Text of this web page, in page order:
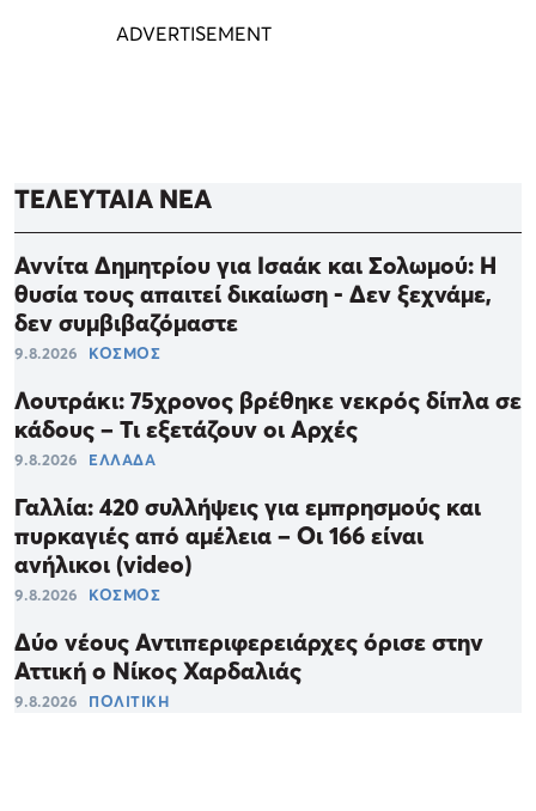
ΤΕΛΕΥΤΑΙΑ ΝΕΑ
Αννίτα Δημητρίου για Ισαάκ και Σολωμού: Η
θυσία τους απαιτεί δικαίωση - Δεν ξεχνάμε,
δεν συμβιβαζόμαστε
9.8.2026 ΚΟΣΜΟΣ
Λουτράκι: 75χρονος βρέθηκε νεκρός δίπλα σε
κάδους – Τι εξετάζουν οι Αρχές
9.8.2026 ΕΛΛΑΔΑ
Γαλλία: 420 συλλήψεις για εμπρησμούς και
πυρκαγιές από αμέλεια – Οι 166 είναι
ανήλικοι (video)
9.8.2026 ΚΟΣΜΟΣ
Δύο νέους Αντιπεριφερειάρχες όρισε στην
Αττική ο Νίκος Χαρδαλιάς
9.8.2026 ΠΟΛΙΤΙΚΗ